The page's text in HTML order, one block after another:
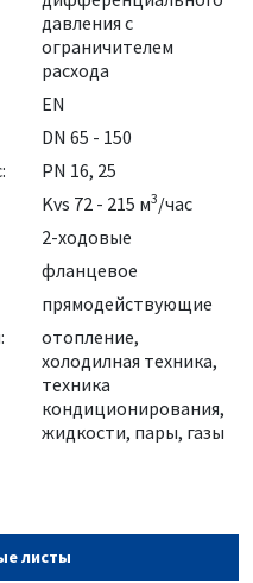
давления с
ограничителем
расхода
EN
DN 65 - 150
PN 16, 25
Kvs 72 - 215 м3/час
2-ходовые
фланцевое
прямодействующие
отопление,
холодилная техника,
техника
кондиционирования,
жидкости, пары, газы
листы